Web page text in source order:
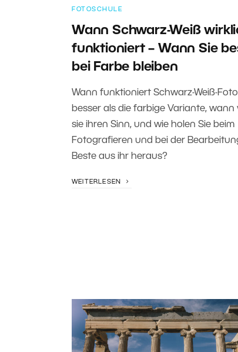
FOTOSCHULE
Wann Schwarz-Weiß
funktioniert – Wann Sie
bei Farbe bleiben
Wann funktioniert Schwarz-Weiß-
besser als die farbige Variante, wann
sie ihren Sinn, und wie holen Sie beim
Fotografieren und bei der
Beste aus ihr heraus?
WEITERLESEN